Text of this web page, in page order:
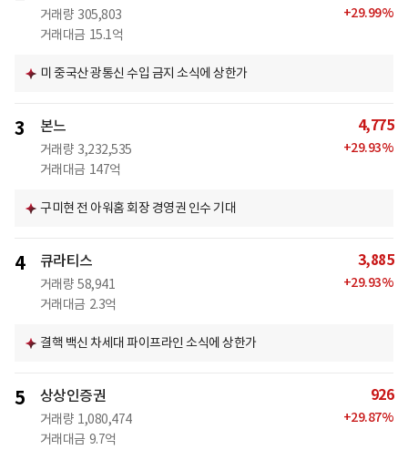
거래량 305,803
거래대금 15.1억
+29.99%
미 중국산 광통신 수입 금지 소식에 상한가
3 본느
거래량 3,232,535
거래대금 147억
4,775
+29.93%
구미현 전 아워홈 회장 경영권 인수 기대
4 큐라티스
거래량 58,941
거래대금 2.3억
3,885
+29.93%
결핵 백신 차세대 파이프라인 소식에 상한가
5 상상인증권
거래량 1,080,474
거래대금 9.7억
926
+29.87%